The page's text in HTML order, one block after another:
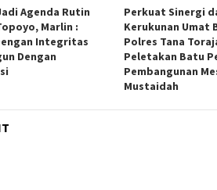
Agenda Rutin
Marlin :
Integritas
Dengan
Perkuat Sinergi
Kerukunan Umat
Polres Tana
Peletakan Batu
Pembangunan
Mustaidah